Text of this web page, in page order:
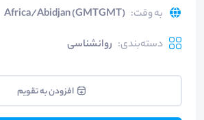
به وقت:
Africa/Abidjan (GMTGMT)
دسته‌بندی: روانشناسی
افزودن به تقویم